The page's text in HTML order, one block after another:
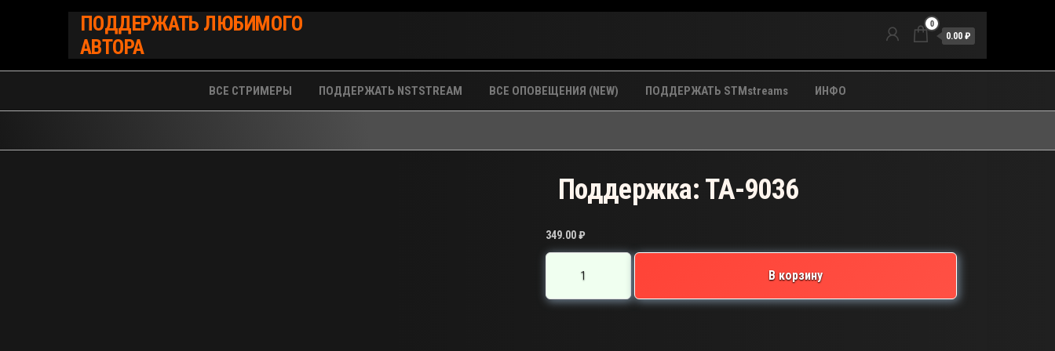
содержимому
ПОДДЕРЖАТЬ ЛЮБИМОГО
АВТОРА
0
0.00 ₽
ВСЕ СТРИМЕРЫ ПОДДЕРЖАТЬ NSTSTREAM ВСЕ ОПОВЕЩЕНИЯ (NEW) ПОДДЕРЖАТЬ STMstreams ИНФО
Поддержка: TA-9036
349.00₽
Количество
товара
Поддержка:
В корзину